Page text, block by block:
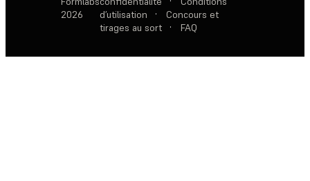
2026
d’utilisation
·
Concours et
tirages au sort
· FAQ